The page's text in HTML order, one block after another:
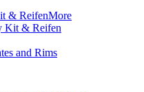
& ReifenMore
Kit & Reifen
and Rims